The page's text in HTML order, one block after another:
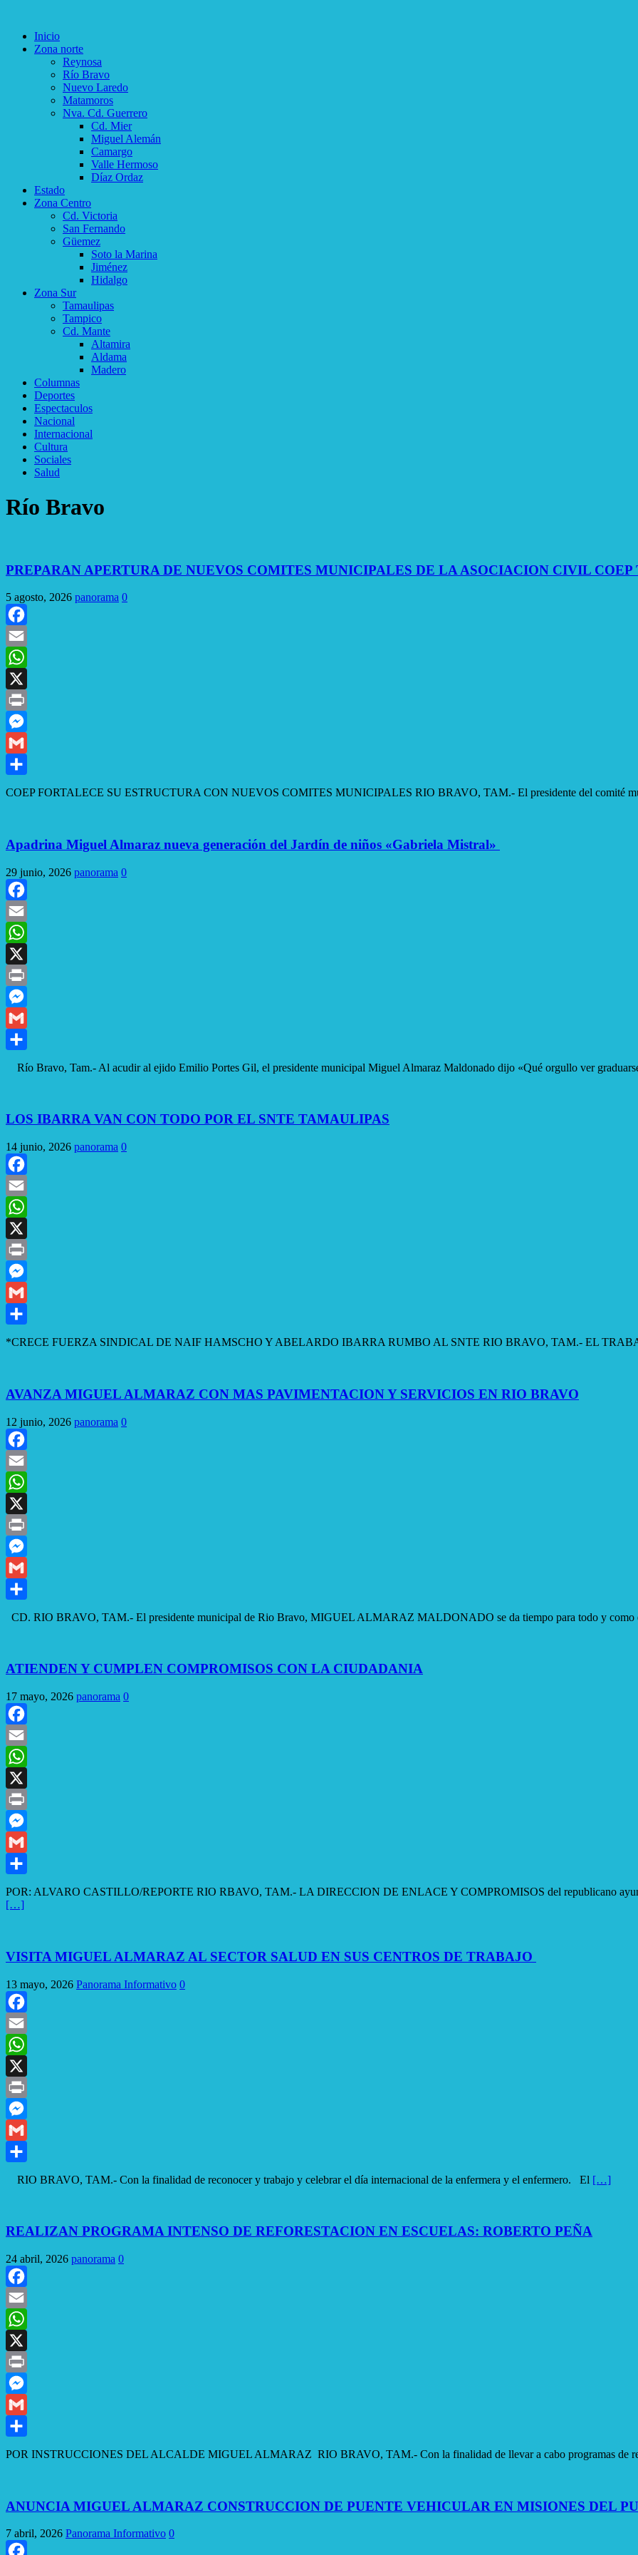
Inicio
Zona norte
Reynosa
Río Bravo
Nuevo Laredo
Matamoros
Nva. Cd. Guerrero
Cd. Mier
Miguel Alemán
Camargo
Valle Hermoso
Díaz Ordaz
Estado
Zona Centro
Cd. Victoria
San Fernando
Güemez
Soto la Marina
Jiménez
Hidalgo
Zona Sur
Tamaulipas
Tampico
Cd. Mante
Altamira
Aldama
Madero
Columnas
Deportes
Espectaculos
Nacional
Internacional
Cultura
Sociales
Salud
Río Bravo
PREPARAN APERTURA DE NUEVOS COMITES MUNICIPALES DE LA ASOCIACION CIVIL
5 agosto, 2026 panorama 0
Facebook
Email
WhatsApp
X
Print
Messenger
Gmail
COEP FORTALECE SU ESTRUCTURA CON NUEVOS COMITES MUNICIPALES RIO BRAVO, TAM.- El presidente del comité
Apadrina Miguel Almaraz nueva generación del Jardín de niños «Gabriela Mistral»
29 junio, 2026 panorama 0
Facebook
Email
WhatsApp
X
Print
Messenger
Gmail
Compartir
Río Bravo, Tam.- Al acudir al ejido Emilio Portes Gil, el presidente municipal Miguel Almaraz Maldonado dijo «Qué orgullo ver
LOS IBARRA VAN CON TODO POR EL SNTE TAMAULIPAS
14 junio, 2026 panorama 0
Facebook
Email
WhatsApp
X
Print
Messenger
Gmail
*CRECE FUERZA SINDICAL DE NAIF HAMSCHO Y ABELARDO IBARRA RUMBO AL SNTE RIO BRAVO, TAM.- EL
AVANZA MIGUEL ALMARAZ CON MAS PAVIMENTACION Y SERVICIOS EN RIO BRAVO
12 junio, 2026 panorama 0
Facebook
Email
WhatsApp
X
Print
Messenger
Gmail
CD. RIO BRAVO, TAM.- El presidente municipal de Rio Bravo, MIGUEL ALMARAZ MALDONADO se da tiempo para todo y como
ATIENDEN Y CUMPLEN COMPROMISOS CON LA CIUDADANIA
17 mayo, 2026 panorama 0
Facebook
Email
WhatsApp
X
Print
Messenger
Gmail
POR: ALVARO CASTILLO/REPORTE RIO RBAVO, TAM.- LA DIRECCION DE ENLACE Y COMPROMISOS del republicano
[…]
VISITA MIGUEL ALMARAZ AL SECTOR SALUD EN SUS CENTROS DE TRABAJO
13 mayo, 2026 Panorama Informativo 0
Facebook
Email
WhatsApp
X
Print
Messenger
Gmail
RIO BRAVO, TAM.- Con la finalidad de reconocer y trabajo y celebrar el día internacional de la enfermera y el enfermero. El […]
REALIZAN PROGRAMA INTENSO DE REFORESTACION EN ESCUELAS: ROBERTO PEÑA
24 abril, 2026 panorama 0
Facebook
Email
WhatsApp
X
Print
Messenger
Gmail
POR INSTRUCCIONES DEL ALCALDE MIGUEL ALMARAZ RIO BRAVO, TAM.- Con la finalidad de llevar a cabo programas de
ANUNCIA MIGUEL ALMARAZ CONSTRUCCION DE PUENTE VEHICULAR EN MISIONES DEL
7 abril, 2026 Panorama Informativo 0